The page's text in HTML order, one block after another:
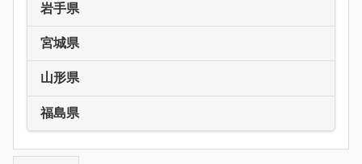
岩手県
宮城県
山形県
福島県